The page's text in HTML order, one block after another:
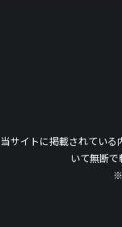
当サイトに掲載されている
いて無断で
※